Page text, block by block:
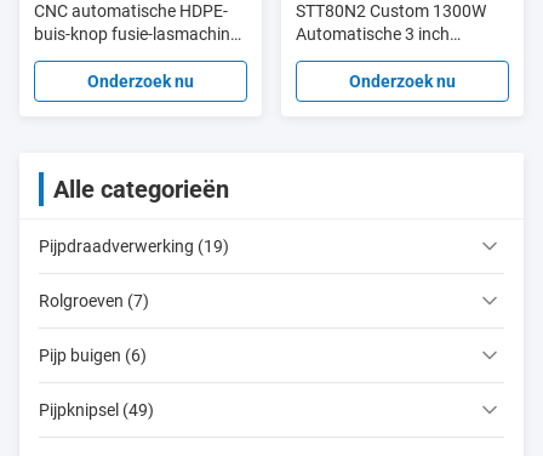
CNC automatische HDPE-
buis-knop fusie-lasmachine
90 - 250 mm
Onderzoek nu
STT80N2 Custom 1300W
Automatische 3 inch
draagbare elektrische
pijptreaderOnderzoek nu
Alle categorieën
Pijpdraadverwerking (19)
Rolgroeven (7)
Pijp buigen (6)
Pijpknipsel (49)